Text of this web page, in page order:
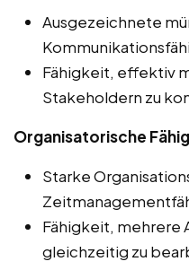
Ausgezeichnete
Fähigkeit, effektiv
Stakeholdern zu
Organisatorische
Starke
Fähigkeit, mehrere
gleichzeitig zu